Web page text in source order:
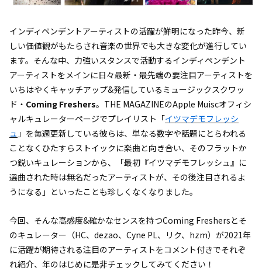
インディペンデントアーティストの活躍が鮮明になった昨今、新
しい価値観がもたらされ音楽の世界でも大きな変化が進行してい
ます。そんな中、力強いスタンスで活動するインディペンデント
アーティストをメインに日々最新・最先端の要注目アーティストを
いちはやくキャッチアップ&発信しているミュージックスクワッ
ド・ Coming Freshers。THE MAGAZINEのApple Muiscオフィシ
ャルキュレーターページでプレイリスト「イツマデモフレッシ
ュ 」を毎週更新している彼らは、単なる数字や話題にとらわれる
ことなくひたすらストイックに楽曲と向き合い、そのフラットか
つ鋭いキュレーションから、「最初『イツマデモフレッシュ』に
選曲された時は無名だったアーティストが、その後注目されるよ
うになる」といったことも珍しくなくなりました。
今回、そんな高感度&確かなセンスを持つComing Freshersとそ
のキュレーター（HC、dezao、Cyne PL、リク、hzm）が2021年
に活躍が期待される注目のアーティストをコメント付きでそれぞ
れ紹介、年のはじめに是非チェックしてみてください！